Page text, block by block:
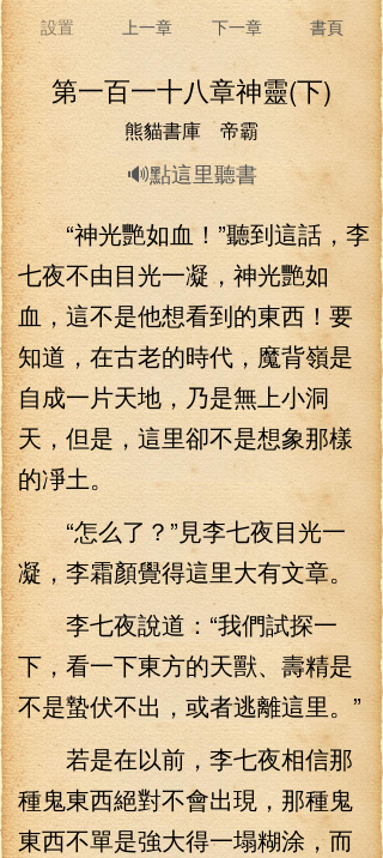
設置 上一章 下一章 書頁
第一百一十八章神靈(下)
熊貓書庫 帝霸
🔊點這里聽書
“神光艷如血！”聽到這話，李
七夜不由目光一凝，神光艷如
血，這不是他想看到的東西！要
知道，在古老的時代，魔背嶺是
自成一片天地，乃是無上小洞
天，但是，這里卻不是想象那樣
的凈土。
“怎么了？”見李七夜目光一
凝，李霜顏覺得這里大有文章。
李七夜說道：“我們試探一
下，看一下東方的天獸、壽精是
不是蟄伏不出，或者逃離這里。”
若是在以前，李七夜相信那
種鬼東西絕對不會出現，那種鬼
東西不單是強大得一塌糊涂，而